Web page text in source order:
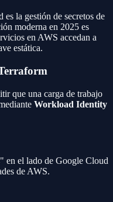
la gestión de secretos de
moderna en 2025 es
en AWS accedan a
estática.
que una carga de trabajo
Workload Identity
en el lado de Google Cloud
de AWS.